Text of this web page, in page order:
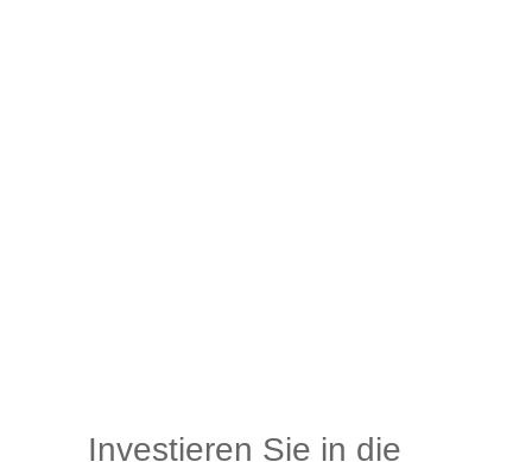
Investieren Sie in die